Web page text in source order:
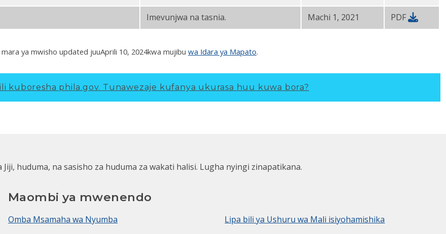
Imevunjwa na tasnia. Machi 1, 2021 PDF
mara ya mwisho updated juuAprili 10, 2024kwa mujibu wa Idara ya Mapato.
kuboresha phila.gov. Tunawezaje kufanya ukurasa huu kuwa bora?
huduma, na sasisho za huduma za wakati halisi. Lugha nyingi zinapatikana.
Maombi ya mwenendo
Omba Msamaha wa Nyumba
Lipa bili ya Ushuru wa Mali isiyohamishika